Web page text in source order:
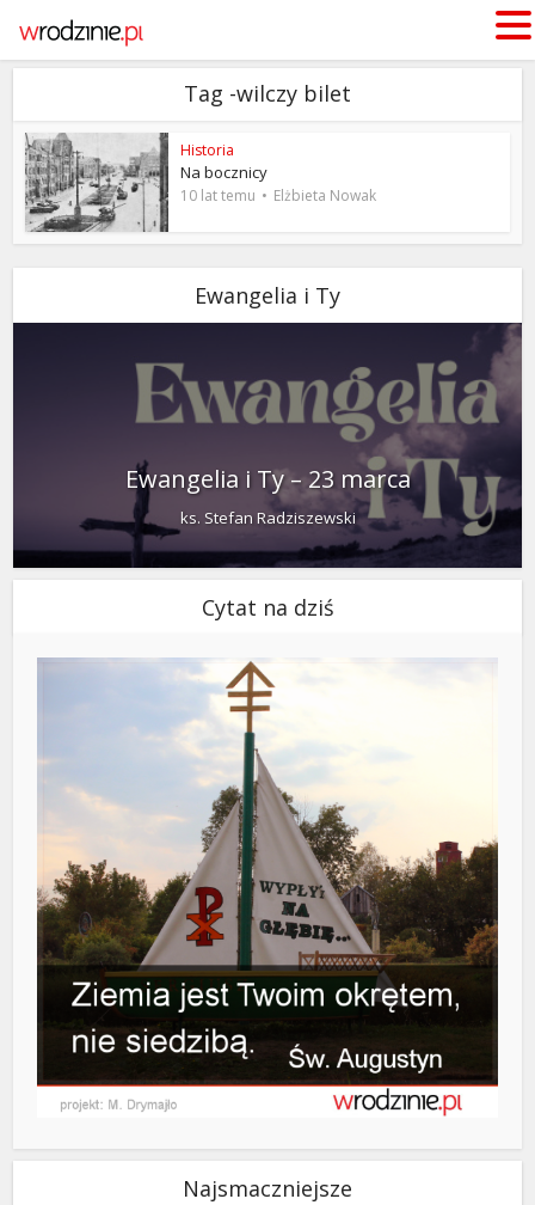
Tag -wilczy bilet
Historia
Na bocznicy
10 lat temu Elżbieta Nowak
Ewangelia i Ty
Ewangelia i Ty – 23 marca
ks. Stefan Radziszewski
Cytat na dziś
Najsmaczniejsze